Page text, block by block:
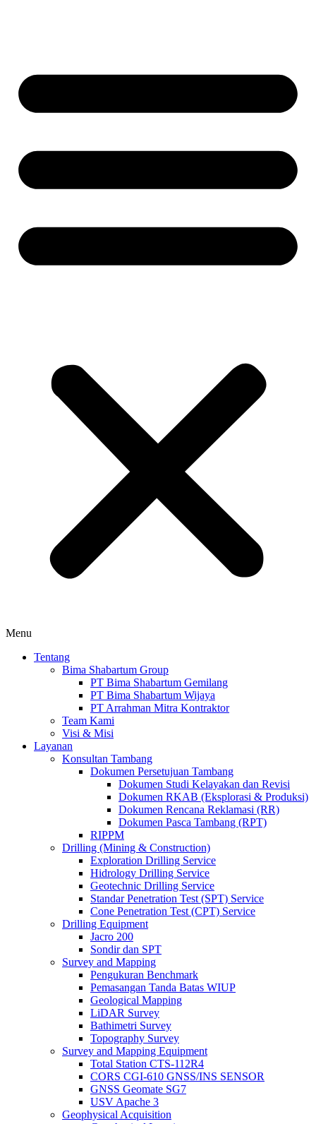
Menu
Tentang
Bima Shabartum Group
PT Bima Shabartum Gemilang
PT Bima Shabartum Wijaya
PT Arrahman Mitra Kontraktor
Team Kami
Visi & Misi
Layanan
Konsultan Tambang
Dokumen Persetujuan Tambang
Dokumen Studi Kelayakan dan Revisi
Dokumen RKAB (Eksplorasi & Produksi)
Dokumen Rencana Reklamasi (RR)
Dokumen Pasca Tambang (RPT)
RIPPM
Drilling (Mining & Construction)
Exploration Drilling Service
Hidrology Drilling Service
Geotechnic Drilling Service
Standar Penetration Test (SPT) Service
Cone Penetration Test (CPT) Service
Drilling Equipment
Jacro 200
Sondir dan SPT
Survey and Mapping
Pengukuran Benchmark
Pemasangan Tanda Batas WIUP
Geological Mapping
LiDAR Survey
Bathimetri Survey
Topography Survey
Survey and Mapping Equipment
Total Station CTS-112R4
CORS CGI-610 GNSS/INS SENSOR
GNSS Geomate SG7
USV Apache 3
Geophysical Acquisition